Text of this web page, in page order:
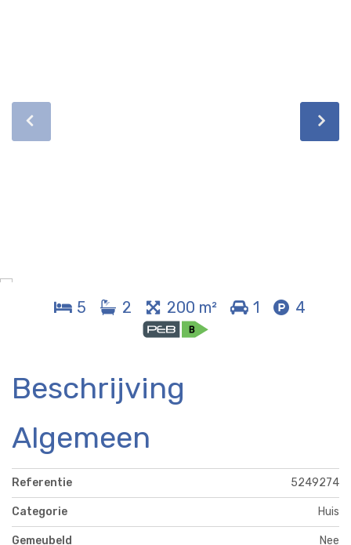
5 2 200 m² 1 4
Beschrijving
Algemeen
Referentie 5249274
Categorie Huis
Gemeubeld Nee